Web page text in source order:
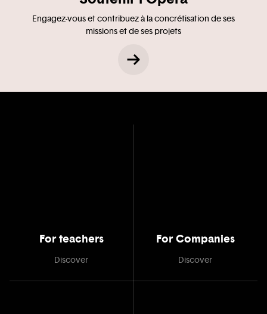
Engagez-vous et contribuez à la concrétisation de ses
missions et de ses projets
For teachers
Discover
For Companies
Discover